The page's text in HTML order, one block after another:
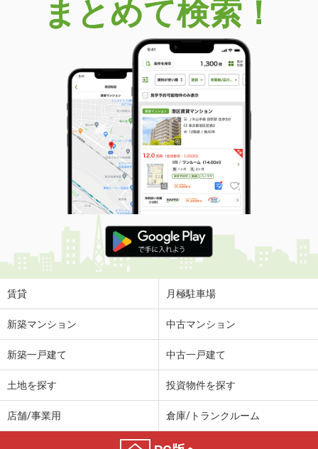
まとめて検索！
賃貸 月極駐車場
新築マンション 中古マンション
新築一戸建て 中古一戸建て
土地を探す 投資物件を探す
店舗/事業用 倉庫/トランクルーム